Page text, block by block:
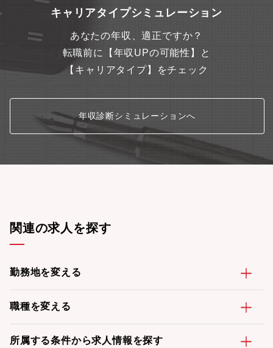
キャリアタイプシミュレーション
あなたの年収、適正ですか？
転職前に【年収UPの可能性】と
【キャリアタイプ】をチェック
年収診断シミュレーションへ
関連の求人を探す
勤務地を変える
職種を変える
所属する条件から求人情報を探す